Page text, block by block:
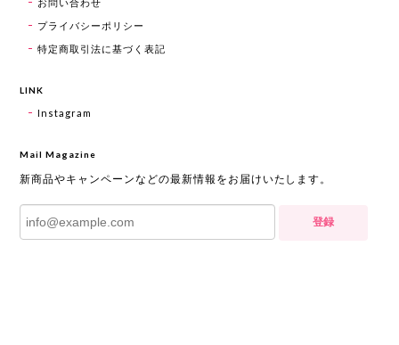
お問い合わせ
プライバシーポリシー
特定商取引法に基づく表記
LINK
Instagram
Mail Magazine
新商品やキャンペーンなどの最新情報をお届けいたします。
登録